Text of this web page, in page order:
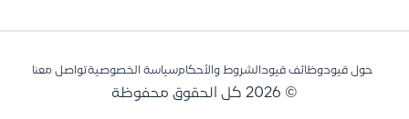
حول قيودوظائف قيود الشروط والأحكامسياسة الخصوصيةتواصل معنا
© 2026 كل الحقوق محفوظة